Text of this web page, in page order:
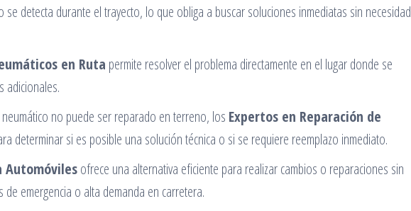
se detecta durante el trayecto, lo que obliga a buscar soluciones inmediatas sin necesidad
en Ruta permite resolver el problema directamente en el lugar donde se
adicionales.
no puede ser reparado en terreno, los Expertos en Reparación de
determinar si es posible una solución técnica o si se requiere reemplazo inmediato.
Automóvilesofrece una alternativa eficiente para realizar cambios o reparaciones sin
emergencia o alta demanda en carretera.